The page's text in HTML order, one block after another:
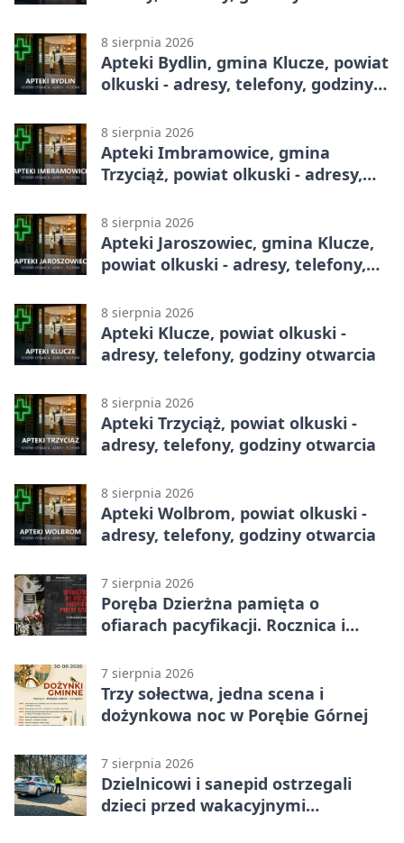
8 sierpnia 2026
Apteki Bydlin, gmina Klucze, powiat
olkuski - adresy, telefony, godziny
8 sierpnia 2026
Apteki Imbramowice, gmina
Trzyciąż, powiat olkuski - adresy,
8 sierpnia 2026
Apteki Jaroszowiec, gmina Klucze,
powiat olkuski - adresy, telefony,
8 sierpnia 2026
Apteki Klucze, powiat olkuski -
adresy, telefony, godziny otwarcia
8 sierpnia 2026
Apteki Trzyciąż, powiat olkuski -
adresy, telefony, godziny otwarcia
8 sierpnia 2026
Apteki Wolbrom, powiat olkuski -
adresy, telefony, godziny otwarcia
7 sierpnia 2026
Poręba Dzierżna pamięta o
ofiarach pacyfikacji. Rocznica i
7 sierpnia 2026
Trzy sołectwa, jedna scena i
dożynkowa noc w Porębie Górnej
7 sierpnia 2026
Dzielnicowi i sanepid ostrzegali
dzieci przed wakacyjnymi